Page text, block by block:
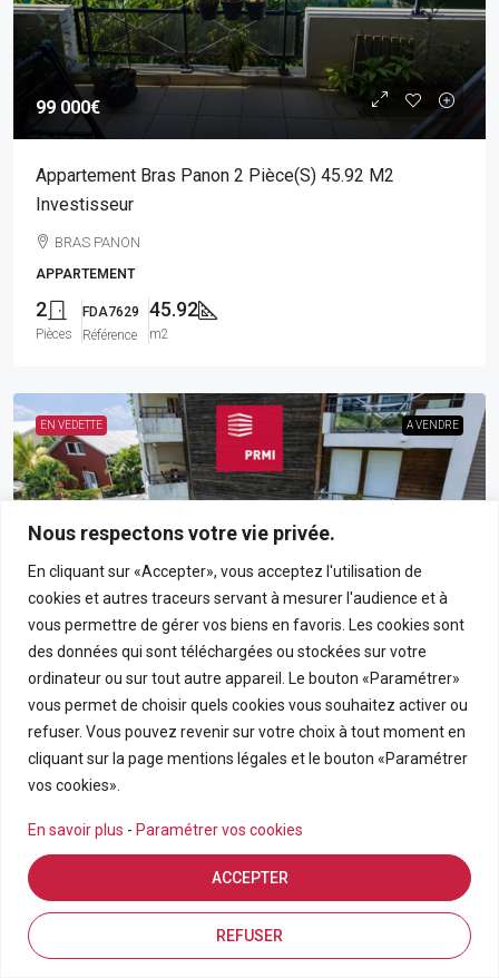
Nous respectons votre vie privée.
En cliquant sur «Accepter», vous acceptez l'utilisation de
cookies et autres traceurs servant à mesurer l'audience et à
vous permettre de gérer vos biens en favoris. Les cookies sont
des données qui sont téléchargées ou stockées sur votre
ordinateur ou sur tout autre appareil. Le bouton «Paramétrer»
vous permet de choisir quels cookies vous souhaitez activer ou
refuser. Vous pouvez revenir sur votre choix à tout moment en
cliquant sur la page mentions légales et le bouton «Paramétrer
vos cookies».
En savoir plus - Paramétrer vos cookies
REFUSER
ACCEPTER
Estimation en ligne
99 000€
Appartement Bras Panon 2 Pièce(s) 45.92 M2
Investisseur
BRAS PANON
APPARTEMENT
2
Pièces
FDA7629
Référence
45.92
m2
EN VEDETTE A VENDRE
190 000€
Appartement T3 En Rez-De-Chaussée Avec Grand
BRAS PANON
3 69.21